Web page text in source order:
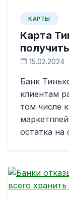
КАРТЫ
Карта
15.02.2024
Банк
клиентам
том числе
остатка на